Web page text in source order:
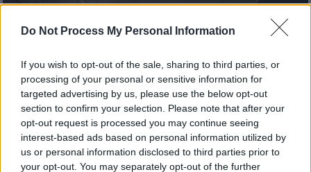
Do Not Process My Personal Information
If you wish to opt-out of the sale, sharing to third parties, or
processing of your personal or sensitive information for
targeted advertising by us, please use the below opt-out
section to confirm your selection. Please note that after your
opt-out request is processed you may continue seeing
interest-based ads based on personal information utilized by
us or personal information disclosed to third parties prior to
your opt-out. You may separately opt-out of the further